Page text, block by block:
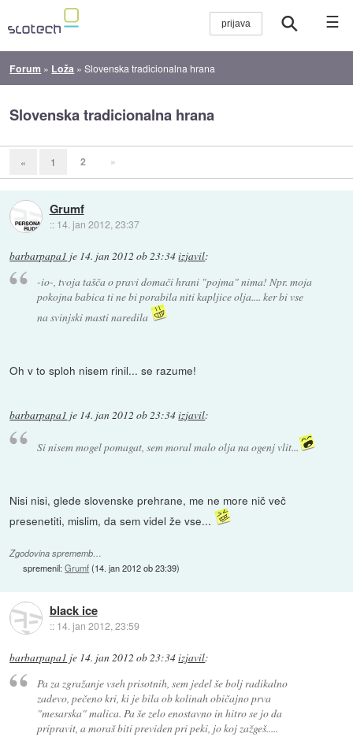
☰
Forum » Loža »Slovenska tradicionalna hrana
Slovenska tradicionalna hrana
« 1 2 »
Grumf
:: 14. jan 2012, 23:37
barbarpapa1 je 14. jan 2012 ob 23:34izjavil:
-io-, tvoja tašča o pravi domači hrani "pojma" nima! Npr. moja
pokojna babica ti ne bi porabila niti kapljice olja.... ker bi vse
na svinjski masti naredila
Oh v to sploh nisem rinil... se razume!
barbarpapa1 je 14. jan 2012 ob 23:34izjavil:
Si nisem mogel pomagat, sem moral malo olja na ogenj vlit...
Nisi nisi, glede slovenske prehrane, me ne more nič več
presenetiti, mislim, da sem videl že vse...
Zgodovina sprememb…
spremenil:Grumf(14. jan 2012 ob 23:39)
black ice
:: 14. jan 2012, 23:59
barbarpapa1 je 14. jan 2012 ob 23:34izjavil:
Pa za zgražanje vseh prisotnih, sem jedel še bolj radikalno
zadevo, pečeno kri, ki je bila ob kolinah običajno prva
"mesarska" malica. Pa še zelo enostavno in hitro se jo da
pripravit, a moraš biti previden pri peki, jo koj zažgeš.....